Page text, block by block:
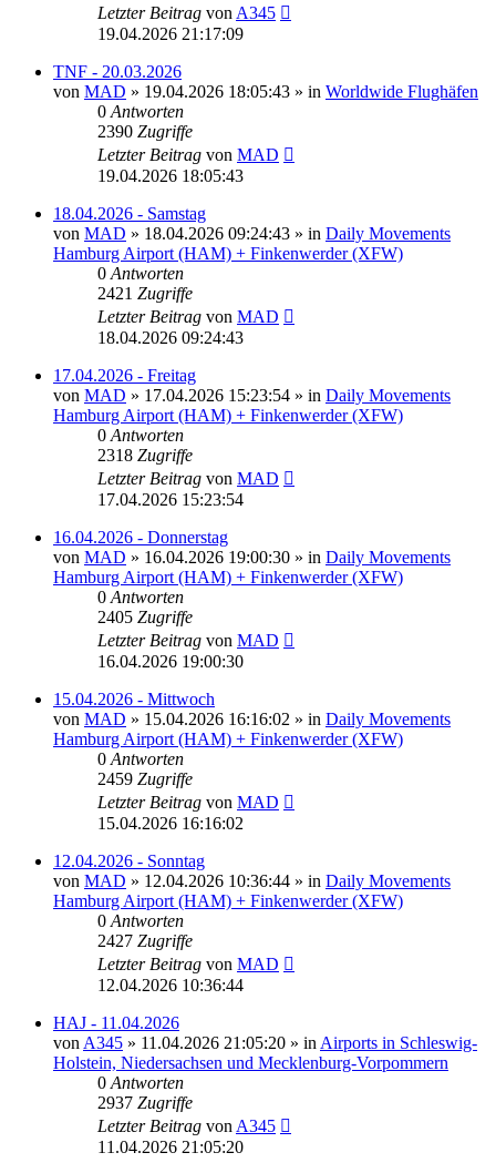
Letzter Beitrag von A345
19.04.2026 21:17:09
TNF - 20.03.2026
von MAD » 19.04.2026 18:05:43 » in Worldwide Flughäfen
0 Antworten
2390 Zugriffe
Letzter Beitrag von MAD
19.04.2026 18:05:43
18.04.2026 - Samstag
von MAD » 18.04.2026 09:24:43 » in Daily Movements
Hamburg Airport (HAM) + Finkenwerder (XFW)
0 Antworten
2421 Zugriffe
Letzter Beitrag von MAD
18.04.2026 09:24:43
17.04.2026 - Freitag
von MAD » 17.04.2026 15:23:54 » in Daily Movements
Hamburg Airport (HAM) + Finkenwerder (XFW)
0 Antworten
2318 Zugriffe
Letzter Beitrag von MAD
17.04.2026 15:23:54
16.04.2026 - Donnerstag
von MAD » 16.04.2026 19:00:30 » in Daily Movements
Hamburg Airport (HAM) + Finkenwerder (XFW)
0 Antworten
2405 Zugriffe
Letzter Beitrag von MAD
16.04.2026 19:00:30
15.04.2026 - Mittwoch
von MAD » 15.04.2026 16:16:02 » in Daily Movements
Hamburg Airport (HAM) + Finkenwerder (XFW)
0 Antworten
2459 Zugriffe
Letzter Beitrag von MAD
15.04.2026 16:16:02
12.04.2026 - Sonntag
von MAD » 12.04.2026 10:36:44 » in Daily Movements
Hamburg Airport (HAM) + Finkenwerder (XFW)
0 Antworten
2427 Zugriffe
Letzter Beitrag von MAD
12.04.2026 10:36:44
HAJ - 11.04.2026
von A345 » 11.04.2026 21:05:20 » in Airports in Schleswig-
Holstein, Niedersachsen und Mecklenburg-Vorpommern
0 Antworten
2937 Zugriffe
Letzter Beitrag von A345
11.04.2026 21:05:20